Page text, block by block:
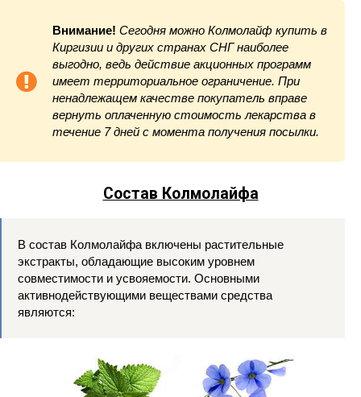
Внимание! Сегодня можно Колмолайф купить в
Киргизии и других странах СНГ наиболее
выгодно, ведь действие акционных программ
имеет территориальное ограничение. При
ненадлежащем качестве покупатель вправе
вернуть оплаченную стоимость лекарства в
течение 7 дней с момента получения посылки.
Состав Колмолайфа
В состав Колмолайфа включены растительные
экстракты, обладающие высоким уровнем
совместимости и усвояемости. Основными
активнодействующими веществами средства
являются: